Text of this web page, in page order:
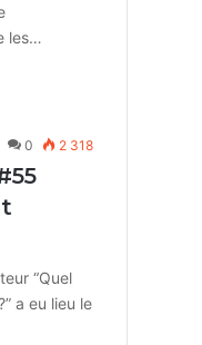
les…
0 2 318
“Quel
a eu lieu le